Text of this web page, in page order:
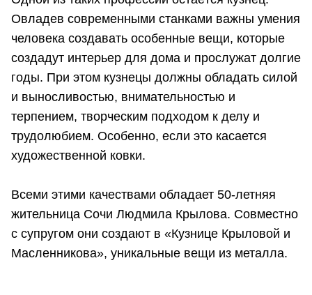
Овладев современными станками важны умения
человека создавать особенные вещи, которые
создадут интерьер для дома и прослужат долгие
годы. При этом кузнецы должны обладать силой
и выносливостью, внимательностью и
терпением, творческим подходом к делу и
трудолюбием. Особенно, если это касается
художественной ковки.
Всеми этими качествами обладает 50-летняя
жительница Сочи Людмила Крылова. Совместно
с супругом они создают в «Кузнице Крыловой и
Масленникова», уникальные вещи из металла.